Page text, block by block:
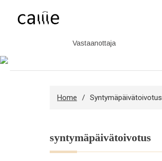
Vastaanottaja
Skip
Home Syntymäpäivätoivotus
syntymäpäivätoivotus